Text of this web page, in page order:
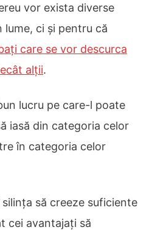
vor exista diverse
ci și pentru că
care se vor descurca
alții.
lucru pe care-l poate
iasă din categoria celor
în categoria celor
să creeze suficiente
cei avantajați să